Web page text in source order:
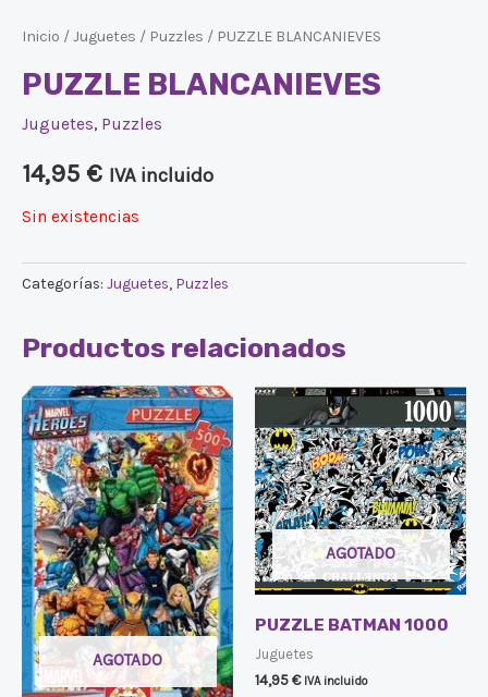
Inicio /Juguetes / Puzzles / PUZZLE BLANCANIEVES
PUZZLE BLANCANIEVES
Juguetes, Puzzles
14,95 € IVA incluido
Sin existencias
Categorías: Juguetes, Puzzles
Productos relacionados
AGOTADO
AGOTADO
PUZZLE BATMAN 1000
Juguetes
14,95€ IVA incluido